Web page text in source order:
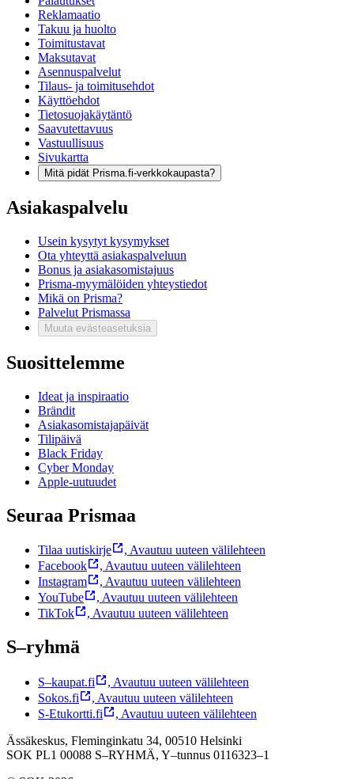
Reklamaatio
Takuu ja huolto
Toimitustavat
Maksutavat
Asennuspalvelut
Tilaus- ja toimitusehdot
Käyttöehdot
Tietosuojakäytäntö
Saavutettavuus
Vastuullisuus
Sivukartta
Mitä pidät Prisma.fi-verkkokaupasta?
Asiakaspalvelu
Usein kysytyt kysymykset
Ota yhteyttä asiakaspalveluun
Bonus ja asiakasomistajuus
Prisma-myymälöiden yhteystiedot
Mikä on Prisma?
Palvelut Prismassa
Muuta evästeasetuksia
Suosittelemme
Ideat ja inspiraatio
Brändit
Asiakasomistajapäivät
Tilipäivä
Black Friday
Cyber Monday
Apple-uutuudet
Seuraa Prismaa
Tilaa uutiskirje , Avautuu uuteen välilehteen
Facebook
, Avautuu uuteen välilehteen
Instagram
, Avautuu uuteen välilehteen
YouTube
, Avautuu uuteen välilehteen
TikTok
, Avautuu uuteen välilehteen
S–ryhmä
S–kaupat.fi , Avautuu uuteen välilehteen
Sokos.fi
, Avautuu uuteen välilehteen
S-Etukortti.fi
, Avautuu uuteen välilehteen
Ässäkeskus, Fleminginkatu 34, 00510 Helsinki
SOK PL1 00088 S–RYHMÄ, Y–tunnus 0116323–1